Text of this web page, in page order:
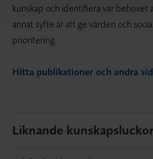
kunskap och identifiera var behovet
annat syfte är att ge vården och
prioritering.
Hitta publikationer och andra
Liknande